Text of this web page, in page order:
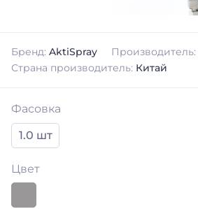
Бренд: AktiSpray Производитель:
Страна производитель: Китай
Фасовка
1.0 шт
Цвет